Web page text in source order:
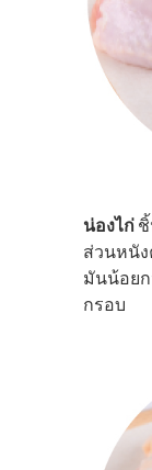
น่องไก่
ส่วนหนัง
มันน้อย
กรอบ